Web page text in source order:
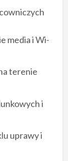
media i Wi-
terenie
i
uprawy i